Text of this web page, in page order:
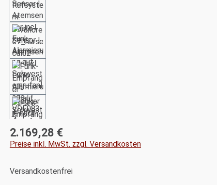
Regulärer Preis:
2.169,28 €
Preise inkl. MwSt. zzgl. Versandkosten
Versandkostenfrei